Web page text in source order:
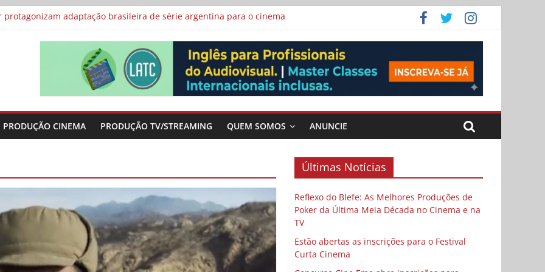
adaptação brasileira de série argentina para o cinema
Poker da Última Meia Década no Cinema e na TV
Cinema
de escolas públicas
PRODUÇÃO CINEMA PRODUÇÃO TV/STREAMING QUEM SOMOS ANUNCIE
Últimas Notícias
Reflexo do Blefe: As Melhores Produções de
Poker da Última Meia Década no Cinema e na
TV
Estão abertas as inscrições para o Festival
Curta Cinema